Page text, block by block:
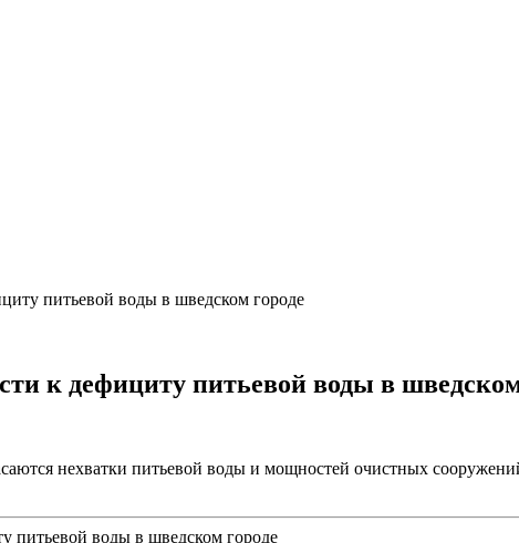
питьевой воды в шведском городе
к дефициту питьевой воды в шведском
нехватки питьевой воды и мощностей очистных